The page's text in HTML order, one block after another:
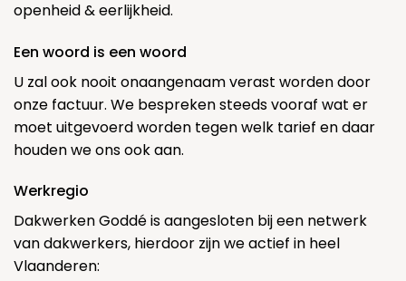
openheid & eerlijkheid.
Een woord is een woord
U zal ook nooit onaangenaam verast worden door
onze factuur. We bespreken steeds vooraf wat er
moet uitgevoerd worden tegen welk tarief en daar
houden we ons ook aan.
Werkregio
Dakwerken Goddé is aangesloten bij een netwerk
van dakwerkers, hierdoor zijn we actief in heel
Vlaanderen: